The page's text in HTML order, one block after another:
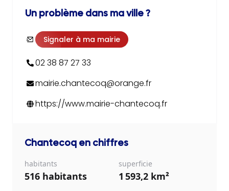
Un problème dans ma ville ?
Signaler à ma mairie
02 38 87 27 33
mairie.chantecoq@orange.fr
https://www.mairie-chantecoq.fr
Chantecoq en chiffres
habitants
516 habitants
superficie
1 593,2 km²